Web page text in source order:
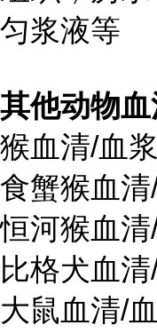
匀浆液等
其他动物血
猴血清/血浆
食蟹猴血清
恒河猴血清
比格犬血清
大鼠血清/